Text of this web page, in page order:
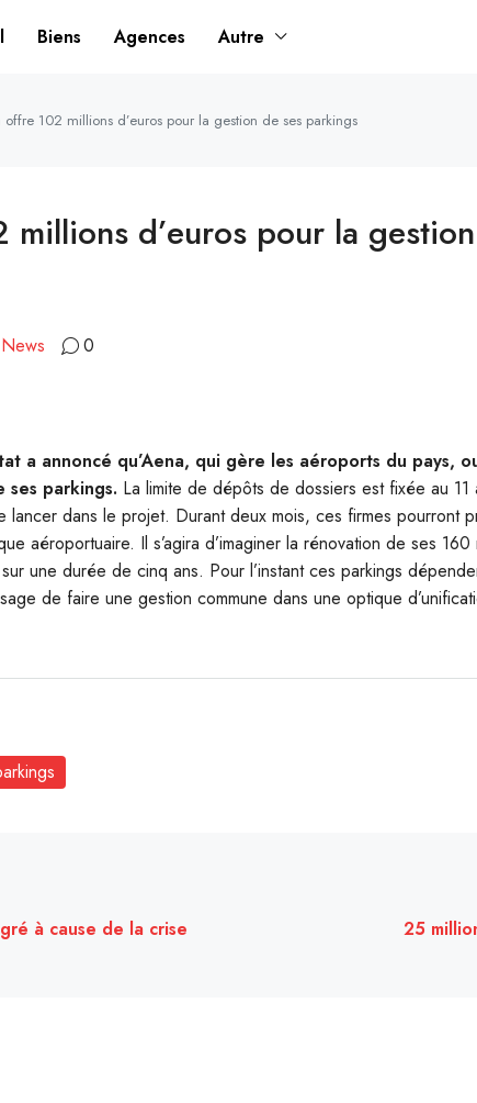
Biens Agences Autre
offre 102 millions d’euros pour la gestion de ses parkings
d’euros pour la
0
a annoncé qu’Aena, qui gère les aéroports du pays,
ses parkings. La limite de dépôts de dossiers est fixée au
lancer dans le projet. Durant deux mois, ces firmes pourront
aéroportuaire. Il s’agira d’imaginer la rénovation de ses
une durée de cinq ans. Pour l’instant ces parkings
de faire une gestion commune dans une optique
à cause de la crise
25